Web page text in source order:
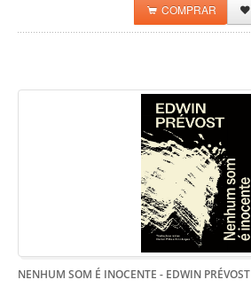
COMPRAR
NENHUM SOM É INOCENTE - EDWIN PRÉVOST